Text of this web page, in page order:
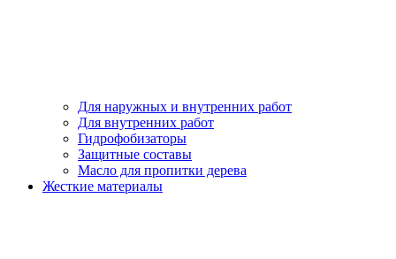
Для наружных и внутренних работ
Для внутренних работ
Гидрофобизаторы
Защитные составы
Масло для пропитки дерева
Жесткие материалы